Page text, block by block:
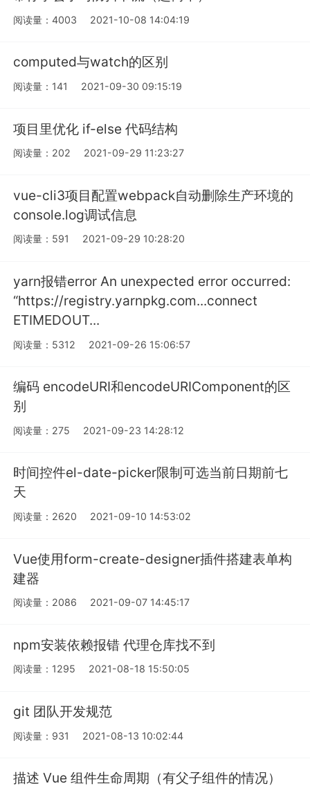
阅读量：4003 2021-10-08 14:04:19
computed与watch的区别
阅读量：141 2021-09-30 09:15:19
项目里优化 if-else 代码结构
阅读量：202 2021-09-29 11:23:27
vue-cli3项目配置webpack自动删除生产环境的
console.log调试信息
阅读量：591 2021-09-29 10:28:20
yarn报错error An unexpected error occurred:
“https://registry.yarnpkg.com...connect
ETIMEDOUT...
阅读量：5312 2021-09-26 15:06:57
编码 encodeURI和encodeURIComponent的区
别
阅读量：275 2021-09-23 14:28:12
时间控件el-date-picker限制可选当前日期前七
天
阅读量：2620 2021-09-10 14:53:02
Vue使用form-create-designer插件搭建表单构
建器
阅读量：2086 2021-09-07 14:45:17
npm安装依赖报错 代理仓库找不到
阅读量：1295 2021-08-18 15:50:05
git 团队开发规范
阅读量：931 2021-08-13 10:02:44
描述 Vue 组件生命周期（有父子组件的情况）